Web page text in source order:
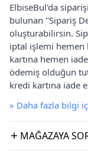
ElbiseBul'da
bulunan "Sipariş
oluşturabilirsin.
iptal işlemi hemen
kartına hemen
ödemiş olduğun
kredi kartına iade
» Daha fazla bilgi
MAĞAZAYA